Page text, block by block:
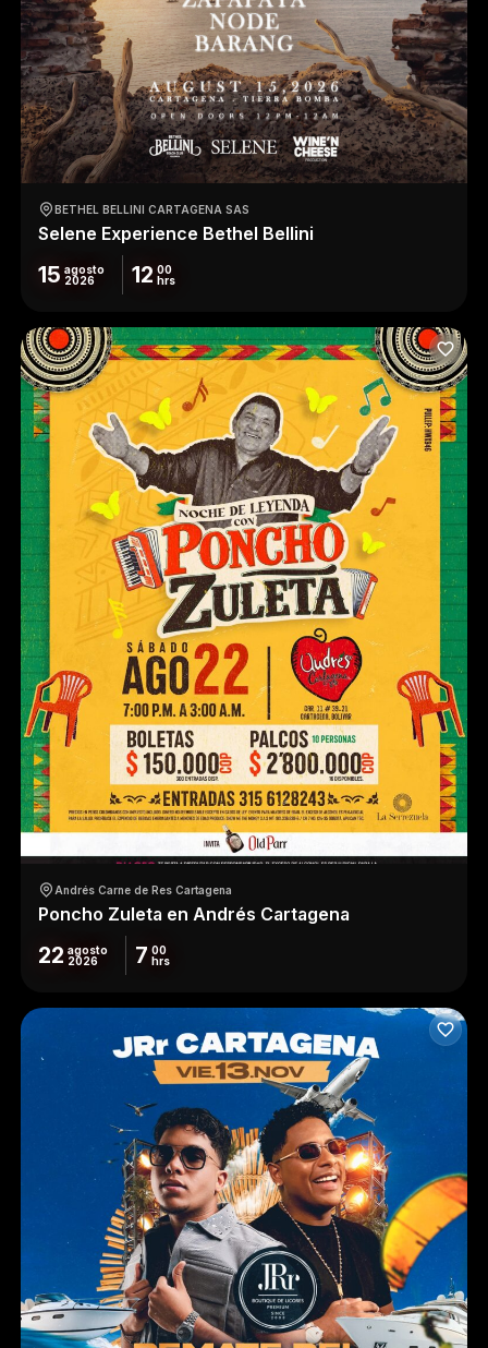
BETHEL BELLINI CARTAGENA SAS
Selene Experience Bethel Bellini
15 agosto
2026
12 00
hrs
Andrés Carne de Res Cartagena
Poncho Zuleta en Andrés Cartagena
22 agosto
2026
7 00
hrs